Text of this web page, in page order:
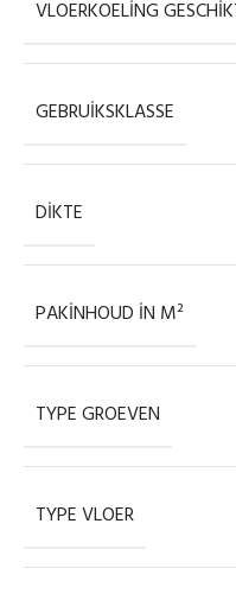
VLOERKOELING
GEBRUIKSKLASSE
DIKTE
PAKINHOUD IN M²
TYPE GROEVEN
TYPE VLOER